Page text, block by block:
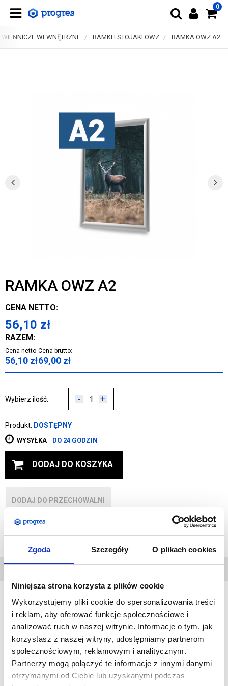
Zgoda Szczegóły O plikach cookies
Niniejsza strona korzysta z plików cookie
Wykorzystujemy pliki cookie do spersonalizowania treści
i reklam, aby oferować funkcje społecznościowe i
analizować ruch w naszej witrynie. Informacje o tym, jak
korzystasz z naszej witryny, udostępniamy partnerom
społecznościowym, reklamowym i analitycznym.
Partnerzy mogą połączyć te informacje z innymi danymi
otrzymanymi od Ciebie lub uzyskanymi podczas
0
WEWNĘTRZNE RAMKI I STOJAKI OWZ RAMKA OWZ A2
RAMKA OWZ A2
CENA NETTO:
56,10 zł
RAZEM:
Cena netto:
56,10 zł
Cena brutto:
69,00 zł
Wybierz ilość: - +
Produkt: DOSTĘPNY
WYSYŁKA DO 24 GODZIN
DODAJ DO KOSZYKA
DODAJ DO PRZECHOWALNI
Zapytaj o produkt
DANE
Ramki OWZ to bardzo popularne produkty, zawdzięczają to
głównie atrakcyjnej cenie oraz możliwości bardzo szybkiej
wymiany grafiki bez konieczności demontażu ramki ze ściany.
Skrzydło ramki otwiera i zamyka się na zatrzask.
Każda ramka posiada osłonę z filtrem UV co zapobiega utracie
kolorów przez prezentowane plakaty.